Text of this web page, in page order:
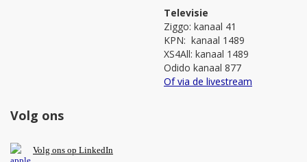
Televisie
Ziggo: kanaal 41
KPN: kanaal 1489
XS4All: kanaal 1489
Odido kanaal 877
Of via de livestream
Volg ons
Volg ons op LinkedIn